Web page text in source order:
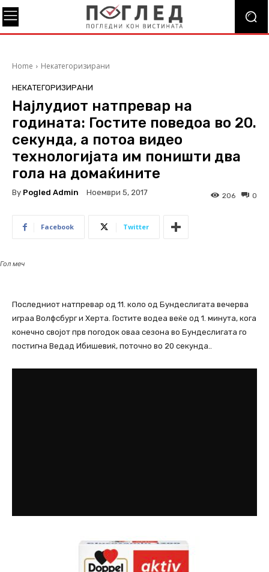
Home Некатегоризирани
НЕКАТЕГОРИЗИРАНИ
Најлудиот натпревар на
годината: Гостите поведоа во 20.
секунда, а потоа видео
технологијата им поништи два
гола на домаќините
By Pogled Admin Ноември 5, 2017 0
206
Facebook Twitter
Гол меч
Последниот натпревар од 11. коло од Бундеслигата вечерва
играа Волфсбург и Херта. Гостите водеа веќе од 1. минута, кога
конечно својот прв погодок оваа сезона во Бундеслигата го
постигна Ведад Ибишевиќ, поточно во 20 секунда..